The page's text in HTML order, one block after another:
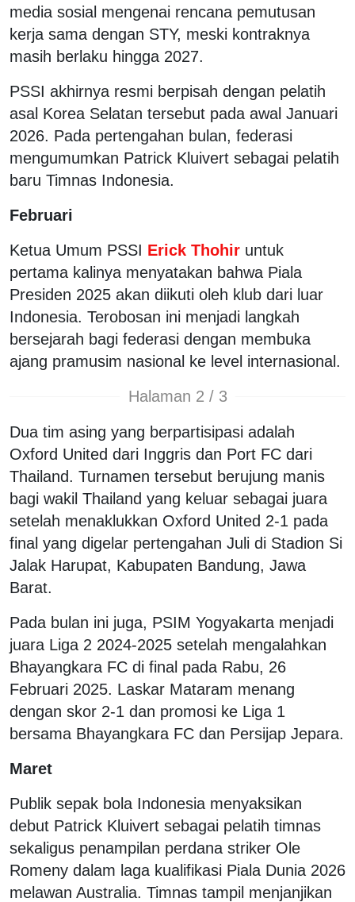
media sosial mengenai rencana pemutusan
kerja sama dengan STY, meski kontraknya
masih berlaku hingga 2027.
PSSI akhirnya resmi berpisah dengan pelatih
asal Korea Selatan tersebut pada awal Januari
2026. Pada pertengahan bulan, federasi
mengumumkan Patrick Kluivert sebagai pelatih
baru Timnas Indonesia.
Februari
Ketua Umum PSSI Erick Thohir untuk
pertama kalinya menyatakan bahwa Piala
Presiden 2025 akan diikuti oleh klub dari luar
Indonesia. Terobosan ini menjadi langkah
bersejarah bagi federasi dengan membuka
ajang pramusim nasional ke level internasional.
Halaman 2 / 3
Dua tim asing yang berpartisipasi adalah
Oxford United dari Inggris dan Port FC dari
Thailand. Turnamen tersebut berujung manis
bagi wakil Thailand yang keluar sebagai juara
setelah menaklukkan Oxford United 2-1 pada
final yang digelar pertengahan Juli di Stadion Si
Jalak Harupat, Kabupaten Bandung, Jawa
Barat.
Pada bulan ini juga, PSIM Yogyakarta menjadi
juara Liga 2 2024-2025 setelah mengalahkan
Bhayangkara FC di final pada Rabu, 26
Februari 2025. Laskar Mataram menang
dengan skor 2-1 dan promosi ke Liga 1
bersama Bhayangkara FC dan Persijap Jepara.
Maret
Publik sepak bola Indonesia menyaksikan
debut Patrick Kluivert sebagai pelatih timnas
sekaligus penampilan perdana striker Ole
Romeny dalam laga kualifikasi Piala Dunia 2026
melawan Australia. Timnas tampil menjanjikan